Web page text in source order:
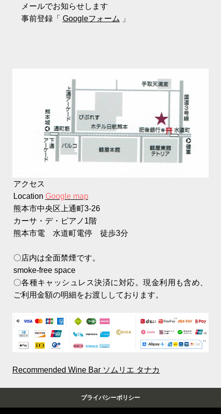
メールでお知らせします
事前登録「 Googleフォーム 」
アクセス
Location Google map
熊本市中央区上通町3-26
カーサ・デ・ピアノ1階
熊本市電 水道町電停 徒歩3分
〇店内は全面禁煙です。
smoke-free space
〇各種キャッシュレス決済に対応。現金利用も含め、
ご利用金額の明細をお渡ししております。
Recommended Wine Bar ソムリエ タナカ
プライバシーポリシー